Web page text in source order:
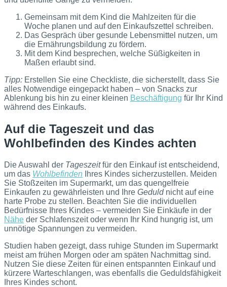
Gemeinsam mit dem Kind die Mahlzeiten für die
Woche planen und auf den Einkaufszettel schreiben.
Das Gespräch über gesunde Lebensmittel nutzen, um
die Ernährungsbildung zu fördern.
Mit dem Kind besprechen, welche Süßigkeiten in
Maßen erlaubt sind.
Tipp: Erstellen Sie eine Checkliste, die sicherstellt, dass Sie
alles Notwendige eingepackt haben – von Snacks zur
Ablenkung bis hin zu einer kleinen Beschäftigung für Ihr Kind
während des Einkaufs.
Auf die Tageszeit und das
Wohlbefinden des Kindes achten
Die Auswahl der Tageszeitfür den Einkauf ist entscheidend,
um das Wohlbefinden Ihres Kindes sicherzustellen. Meiden
Sie Stoßzeiten im Supermarkt, um das quengelfreie
Einkaufen zu gewährleisten und Ihre Geduldnicht auf eine
harte Probe zu stellen. Beachten Sie die individuellen
Bedürfnisse Ihres Kindes – vermeiden Sie Einkäufe in der
Nähe der Schlafenszeit oder wenn Ihr Kind hungrig ist, um
unnötige Spannungen zu vermeiden.
Studien haben gezeigt, dass ruhige Stunden im Supermarkt
meist am frühen Morgen oder am späten Nachmittag sind.
Nutzen Sie diese Zeiten für einen entspannten Einkauf und
kürzere Warteschlangen, was ebenfalls die Geduldsfähigkeit
Ihres Kindes schont.